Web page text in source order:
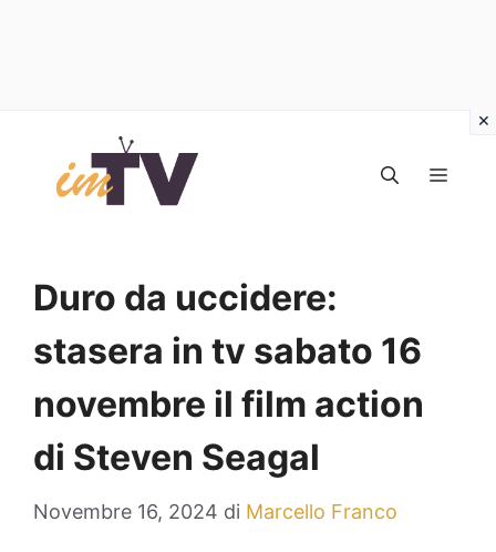
contenuto
Duro da uccidere:
stasera in tv sabato 16
novembre il film action
di Steven Seagal
Novembre 16, 2024 di Marcello Franco